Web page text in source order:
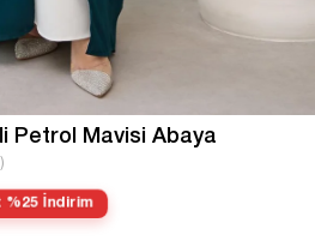
Petrol Mavisi Abaya
İndirim